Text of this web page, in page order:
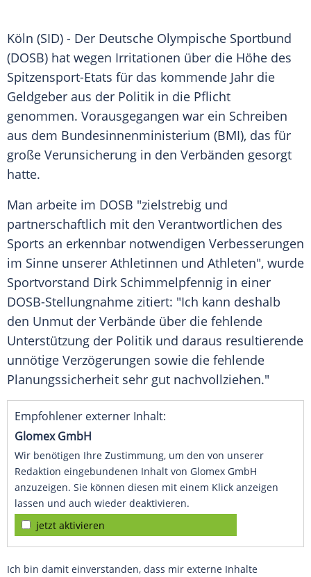
Köln (SID) - Der Deutsche Olympische Sportbund
(DOSB) hat wegen Irritationen über die Höhe des
Spitzensport-Etats für das kommende Jahr die
Geldgeber aus der Politik in die Pflicht
genommen. Vorausgegangen war ein Schreiben
aus dem Bundesinnenministerium (BMI), das für
große Verunsicherung in den Verbänden gesorgt
hatte.
Man arbeite im DOSB "zielstrebig und
partnerschaftlich mit den Verantwortlichen des
Sports an erkennbar notwendigen Verbesserungen
im Sinne unserer Athletinnen und Athleten", wurde
Sportvorstand Dirk Schimmelpfennig in einer
DOSB-Stellungnahme zitiert: "Ich kann deshalb
den Unmut der Verbände über die fehlende
Unterstützung der Politik und daraus resultierende
unnötige Verzögerungen sowie die fehlende
Planungssicherheit sehr gut nachvollziehen."
Empfohlener externer Inhalt:
Glomex GmbH
Wir benötigen Ihre Zustimmung, um den von unserer
Redaktion eingebundenen Inhalt von Glomex GmbH
anzuzeigen. Sie können diesen mit einem Klick anzeigen
lassen und auch wieder deaktivieren.
jetzt aktivieren
Ich bin damit einverstanden, dass mir externe Inhalte